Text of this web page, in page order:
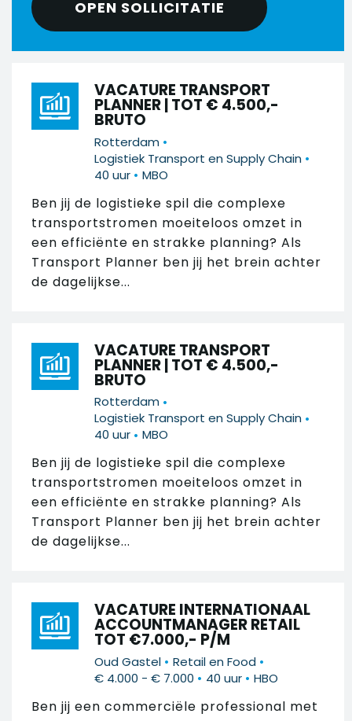
OPEN SOLLICITATIE
VACATURE TRANSPORT
PLANNER | TOT € 4.500,-
BRUTO
Rotterdam •
Logistiek Transport en Supply Chain •
40 uur • MBO
Ben jij de logistieke spil die complexe
transportstromen moeiteloos omzet in
een efficiënte en strakke planning? Als
Transport Planner ben jij het brein achter
de dagelijkse...
VACATURE TRANSPORT
PLANNER | TOT € 4.500,-
BRUTO
Rotterdam •
Logistiek Transport en Supply Chain •
40 uur • MBO
Ben jij de logistieke spil die complexe
transportstromen moeiteloos omzet in
een efficiënte en strakke planning? Als
Transport Planner ben jij het brein achter
de dagelijkse...
VACATURE INTERNATIONAAL
ACCOUNTMANAGER RETAIL
TOT €7.000,- P/M
Oud Gastel • Retail en Food •
€ 4.000 - € 7.000 • 40 uur • HBO
Ben jij een commerciële professional met